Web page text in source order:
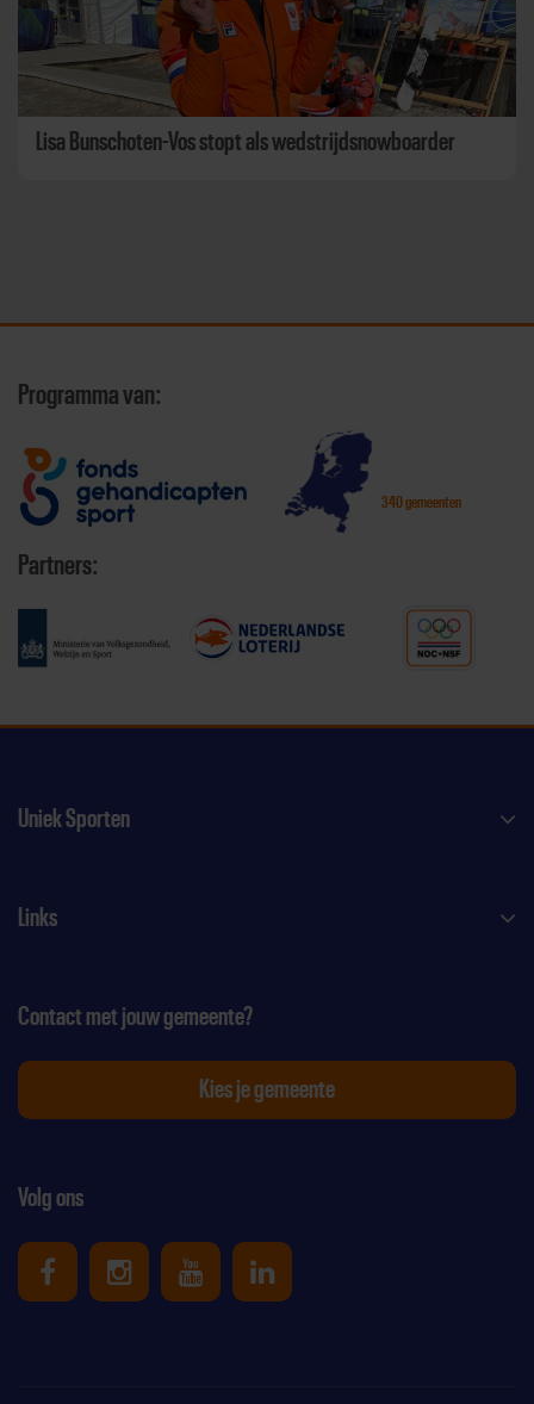
Lisa Bunschoten-Vos stopt als wedstrijdsnowboarder
Programma van:
340 gemeenten
Partners:
Uniek Sporten
Links
Volg ons
Uniek Sporten op Facebook
Uniek Sporten op Instagram
Uniek Sporten op Youtube
Uniek Sporten op
Contact met jouw gemeente?
Kies je gemeente